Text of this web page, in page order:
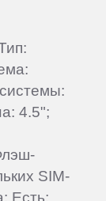
4.5";
SIM-
Есть;